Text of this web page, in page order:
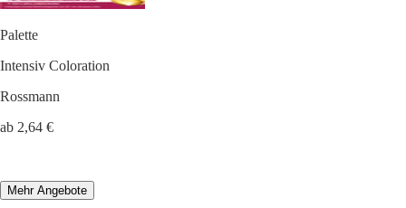
Palette
Intensiv Coloration
Rossmann
ab 2,64 €
Mehr Angebote